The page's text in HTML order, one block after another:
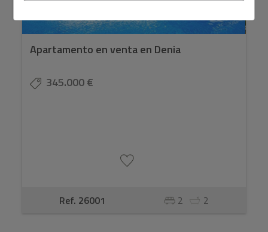
Apartamento en venta en Denia
345.000 €
Ref. 26001 2 2